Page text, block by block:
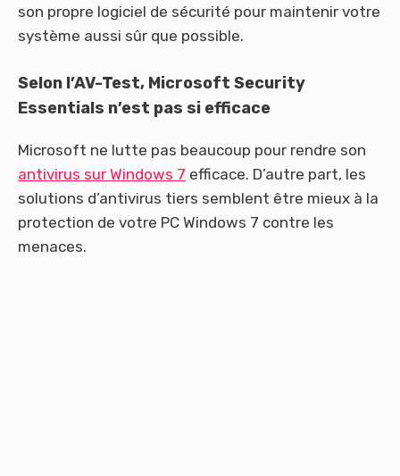
son propre logiciel de sécurité pour maintenir votre
système aussi sûr que possible.
Selon l’AV-Test, Microsoft Security
Essentials n’est pas si efficace
Microsoft ne lutte pas beaucoup pour rendre son
antivirus sur Windows 7 efficace. D’autre part, les
solutions d’antivirus tiers semblent être mieux à la
protection de votre PC Windows 7 contre les
menaces.